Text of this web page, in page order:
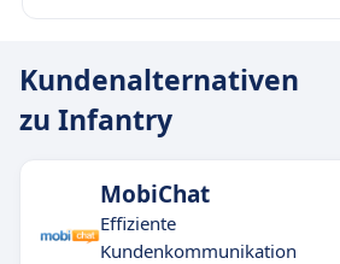
Kundenalternativen
zu Infantry
MobiChat
Effiziente
Kundenkommunikation